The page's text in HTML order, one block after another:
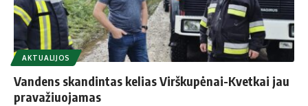
AKTUALIJOS
Vandens skandintas kelias Virškupėnai-Kvetkai jau
pravažiuojamas